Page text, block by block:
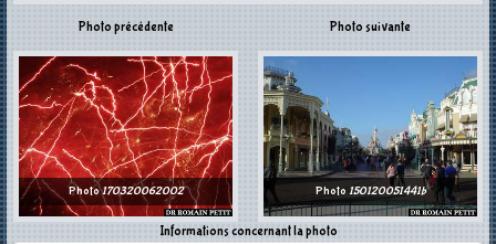
Photo précédente
Photo170320062002
Informations concernant la photo
Photo suivante
Photo 150120051441b